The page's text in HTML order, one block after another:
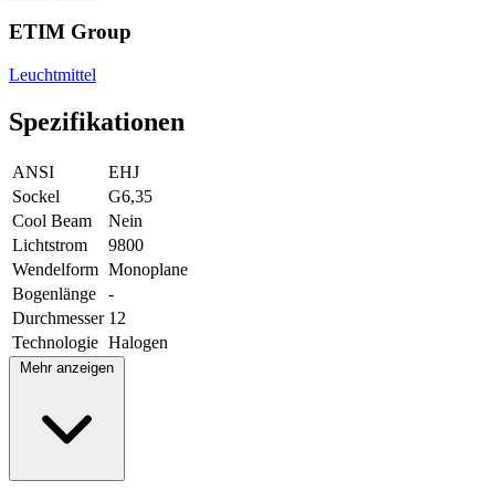
ETIM Group
Leuchtmittel
Spezifikationen
ANSI
EHJ
Sockel
G6,35
Cool Beam
Nein
Lichtstrom
9800
Wendelform Monoplane
Bogenlänge
-
Durchmesser 12
Technologie Halogen
Mehr anzeigen